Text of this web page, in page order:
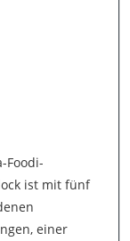
Foodi-
ist mit fünf
einer